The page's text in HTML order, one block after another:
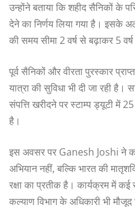
उन्होंने बताया कि शहीद सैनिकों के
देने का निर्णय लिया गया है। इसके
की समय सीमा 2 वर्ष से बढ़ाकर 5
पूर्व सैनिकों और वीरता पुरस्कार
यात्रा की सुविधा भी दी जा रही
संपत्ति खरीदने पर स्टाम्प ड्यूटी में
है।
इस अवसर पर Ganesh Joshi ने
अभियान नहीं, बल्कि भारत की
रक्षा का प्रतीक है। कार्यक्रम में
कल्याण विभाग के अधिकारी भी मौजूद